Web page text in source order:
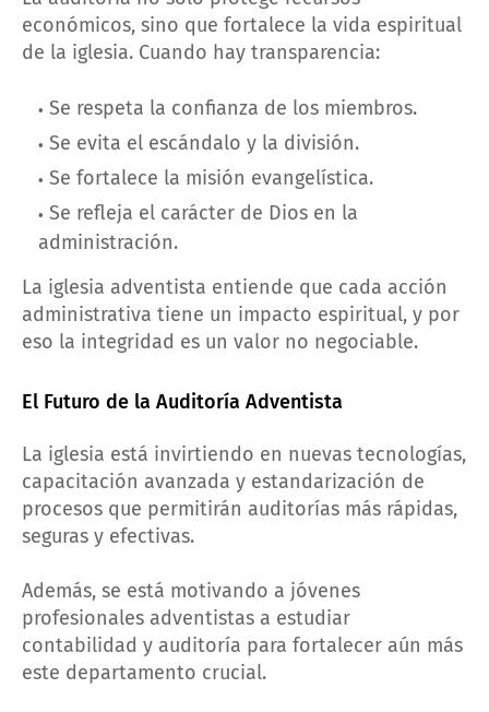
económicos, sino que fortalece la vida espiritual
de la iglesia. Cuando hay transparencia:
Se respeta la confianza de los miembros.
Se evita el escándalo y la división.
Se fortalece la misión evangelística.
Se refleja el carácter de Dios en la
administración.
La iglesia adventista entiende que cada acción
administrativa tiene un impacto espiritual, y por
eso la integridad es un valor no negociable.
El Futuro de la Auditoría Adventista
La iglesia está invirtiendo en nuevas tecnologías,
capacitación avanzada y estandarización de
procesos que permitirán auditorías más rápidas,
seguras y efectivas.
Además, se está motivando a jóvenes
profesionales adventistas a estudiar
contabilidad y auditoría para fortalecer aún más
este departamento crucial.